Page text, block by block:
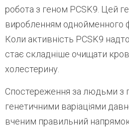
робота з геном PCSK9. Цей
виробленням однойменного
Коли активність PCSK9
стає складніше очищати
холестерину.
Спостереження за людьми з
генетичними варіаціями
вченим правильний